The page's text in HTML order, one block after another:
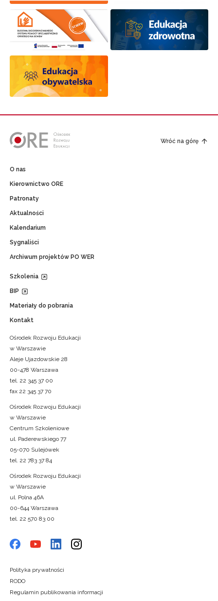
Wróć na górę
O nas
Kierownictwo ORE
Patronaty
Aktualności
Kalendarium
Sygnaliści
Archiwum projektów PO WER
Szkolenia
BIP
Materiały do pobrania
Kontakt
Ośrodek Rozwoju Edukacji
w Warszawie
Aleje Ujazdowskie 28
00-478 Warszawa
tel. 22 345 37 00
fax 22 345 37 70
Ośrodek Rozwoju Edukacji
w Warszawie
Centrum Szkoleniowe
ul. Paderewskiego 77
05-070 Sulejówek
tel. 22 783 37 84
Ośrodek Rozwoju Edukacji
w Warszawie
ul. Polna 46A
00-644 Warszawa
tel. 22 570 83 00
Polityka prywatności
RODO
Regulamin publikowania informacji